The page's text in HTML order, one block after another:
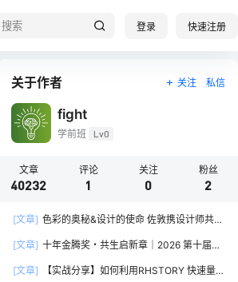
登录 快速注册
关于作者 关注 私信
fight
学前班 Lv0
文章
40232
评论
1
关注
0
粉丝
2
[文章] 色彩的奥秘&设计的使命 佐敦携设计师共探
[文章] 十年金腾奖・共生启新章｜2026 第十届金
[文章]
【实战分享】如何利用RHSTORY 快速量